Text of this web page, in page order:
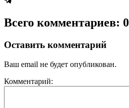
Всего комментариев: 0
Оставить комментарий
Ваш email не будет опубликован.
Комментарий: